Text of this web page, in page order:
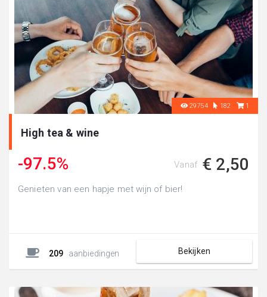
29754 182 1
High tea & wine
-97.5% € 2,50
Vanaf
Genieten van een hapje met wijn of bier!
209 aanbiedingen Bekijken